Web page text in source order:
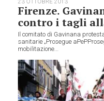
23 OTTOBRE 2013
Firenze.
contro i tagli
Il comitato di Gavinana
sanitarie „Prosegue
mobilitazione...